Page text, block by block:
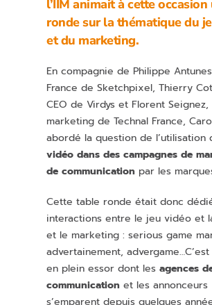
l’IIM animait à cette
ronde sur la thématique du
et du marketing.
En compagnie de Philippe
France de Sketchpixel, Thierry
CEO de Virdys et Florent
marketing de Technal France,
abordé la question de l’utilisation
vidéo dans des campagnes de
de communication par les
Cette table ronde était donc
interactions entre le jeu vidéo et
et le marketing : serious game
advertainement,
en plein essor dont lesagences
communication et les annonceurs
s’emparent depuis quelques